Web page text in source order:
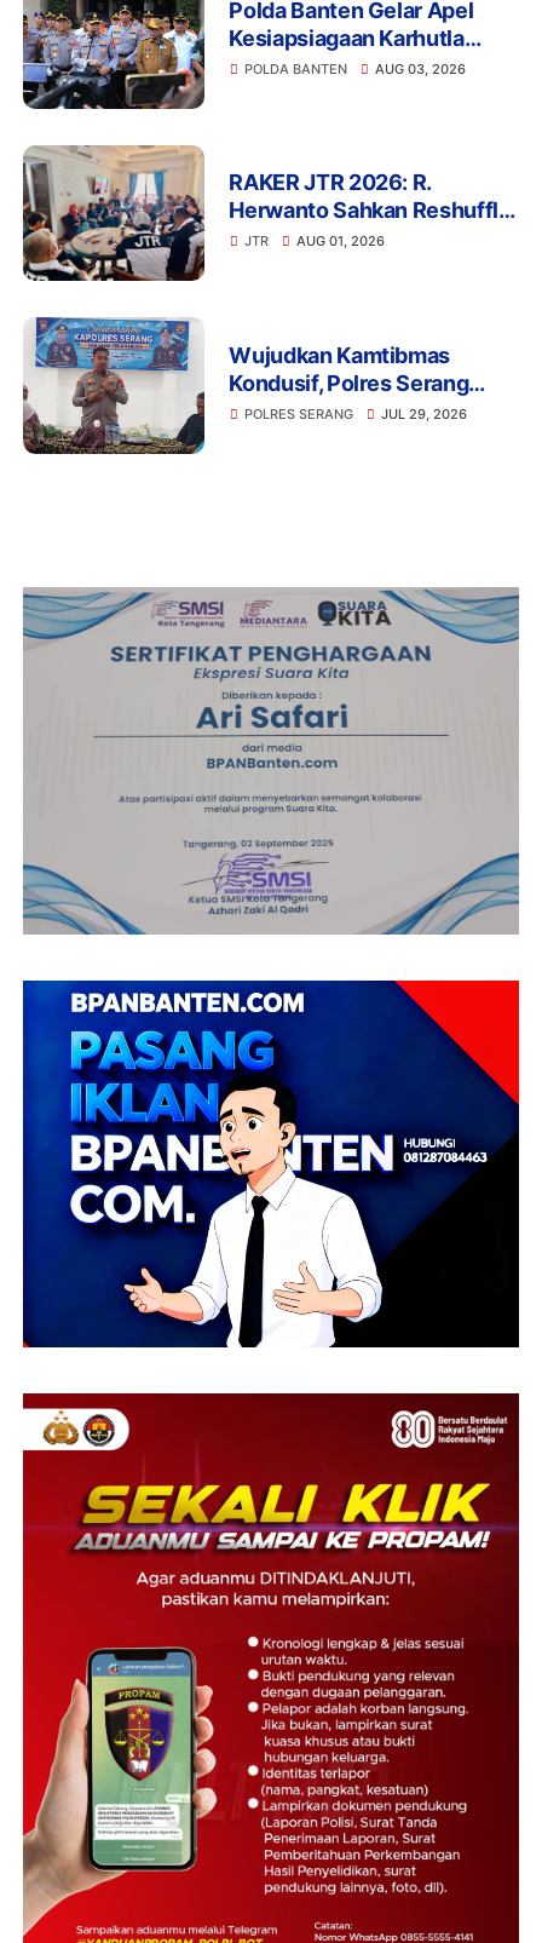
Polda Banten Gelar Apel
Kesiapsiagaan Karhutla
2026, Perkuat Sinergi
POLDA BANTEN AUG 03, 2026
RAKER JTR 2026: R.
Herwanto Sahkan Reshuffle
Pengurus dan Tegaskan
JTR AUG 01, 2026
Wujudkan Kamtibmas
Kondusif, Polres Serang
Gelar Silaturahmi Strategis
POLRES SERANG JUL 29, 2026